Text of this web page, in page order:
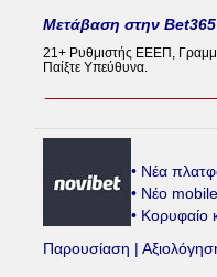
Μετάβαση στην
21+ Ρυθμιστής ΕΕΕΠ,
Παίξτε Υπεύθυνα.
• Νέα
• Νέο
• Κορυφαίο
Παρουσίαση |